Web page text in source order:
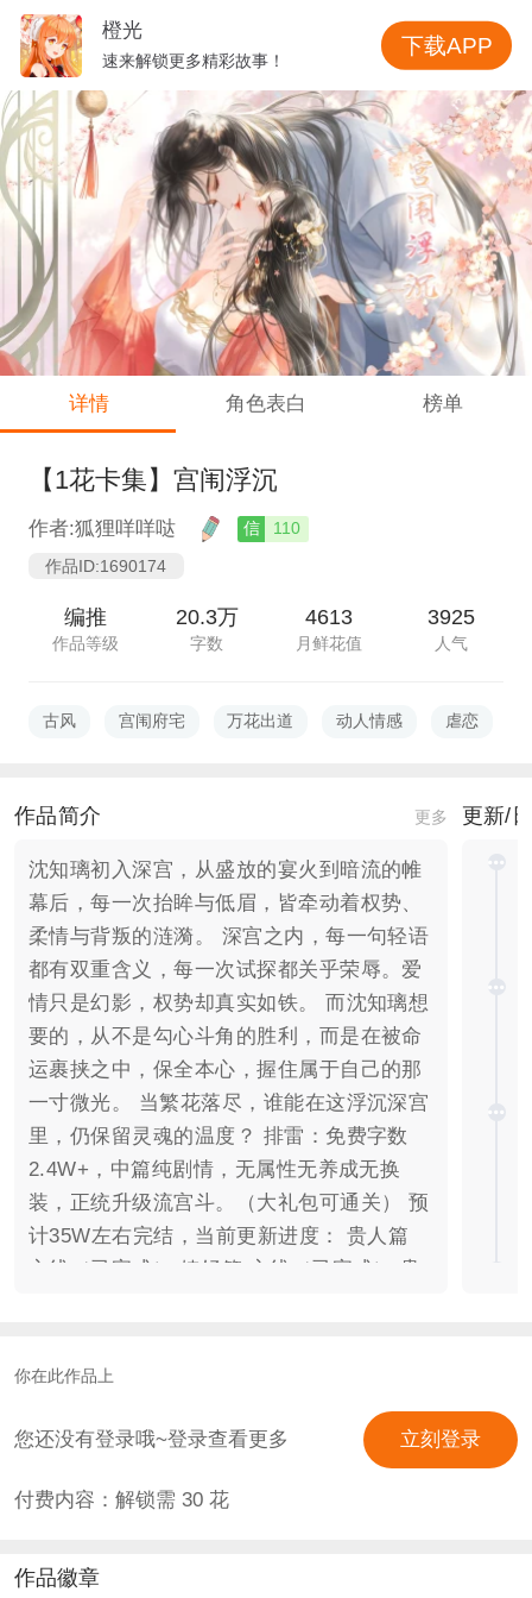
详情 角色表白 榜单
【1花卡集】宫闱浮沉
作者:狐狸咩咩哒 信
110
作品ID:1690174
编推
作品等级
20.3万
字数
4613
月鲜花值
3925
人气
古风 宫闱府宅 万花出道 动人情感 虐恋
作品简介 更多
沈知璃初入深宫，从盛放的宴火到暗流的帷
幕后，每一次抬眸与低眉，皆牵动着权势、
柔情与背叛的涟漪。 深宫之内，每一句轻语
都有双重含义，每一次试探都关乎荣辱。爱
情只是幻影，权势却真实如铁。 而沈知璃想
要的，从不是勾心斗角的胜利，而是在被命
运裹挟之中，保全本心，握住属于自己的那
一寸微光。 当繁花落尽，谁能在这浮沉深宫
里，仍保留灵魂的温度？ 排雷：免费字数
2.4W+，中篇纯剧情，无属性无养成无换
装，正统升级流宫斗。（大礼包可通关） 预
计35W左右完结，当前更新进度： 贵人篇
主线（已完成） 婕妤篇 主线（已完成） 贵
更新/
你在此作品上
您还没有登录哦~登录查看更多 立刻登录
付费内容：解锁需 30花
作品徽章
橙光
速来解锁更多精彩故事！
下载APP